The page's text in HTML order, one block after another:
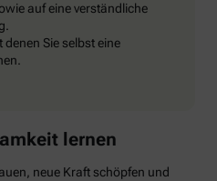
auf eine verständliche
Sie selbst eine
lernen
neue Kraft schöpfen und